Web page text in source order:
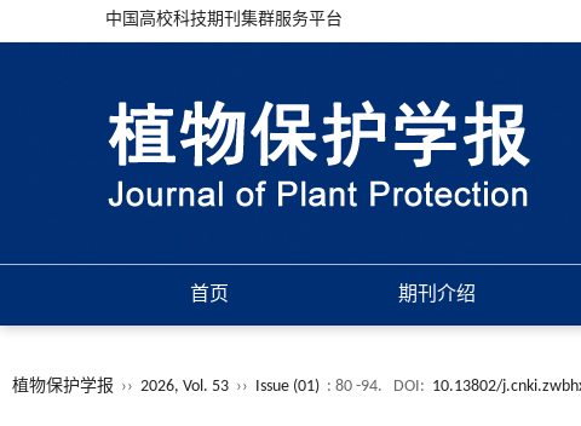
中国高校科技期刊集群服务平台
首页 期刊介绍
植物保护学报 ›› 2026, Vol. 53 ›› Issue (01) : 80 -94. DOI: 10.13802/